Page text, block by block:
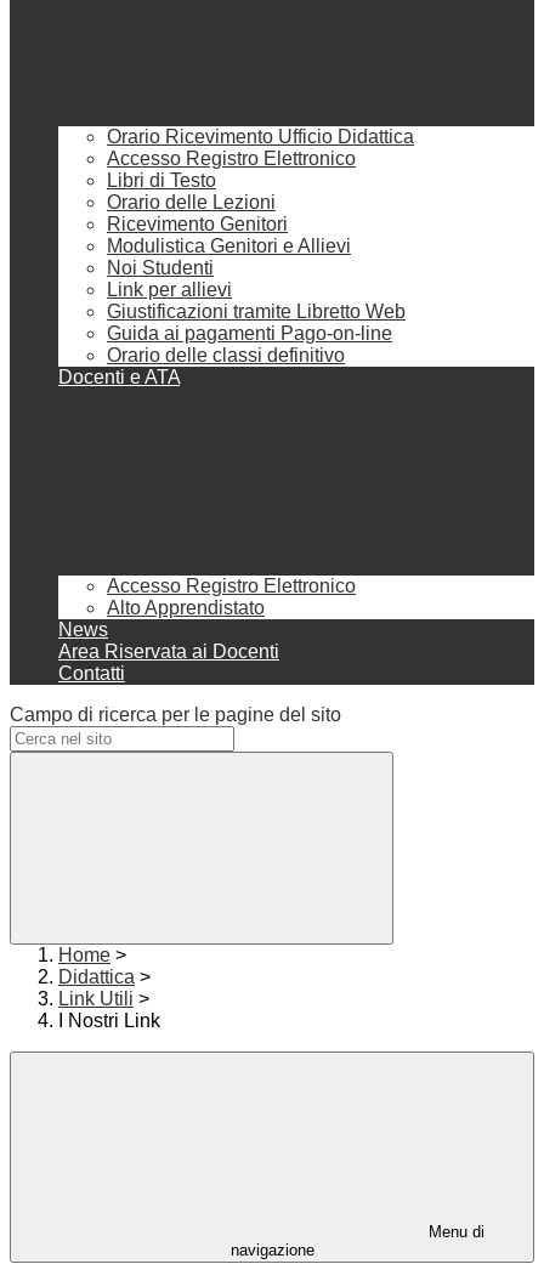
Orario Ricevimento Ufficio Didattica
Accesso Registro Elettronico
Libri di Testo
Orario delle Lezioni
Ricevimento Genitori
Modulistica Genitori e Allievi
Noi Studenti
Link per allievi
Giustificazioni tramite Libretto Web
Guida ai pagamenti Pago-on-line
Orario delle classi definitivo
Docenti e ATA
Accesso Registro Elettronico
Alto Apprendistato
News
Area Riservata ai Docenti
Contatti
Campo di ricerca per le pagine del sito
Home >
Didattica >
Link Utili >
I Nostri Link
Menu di
navigazione